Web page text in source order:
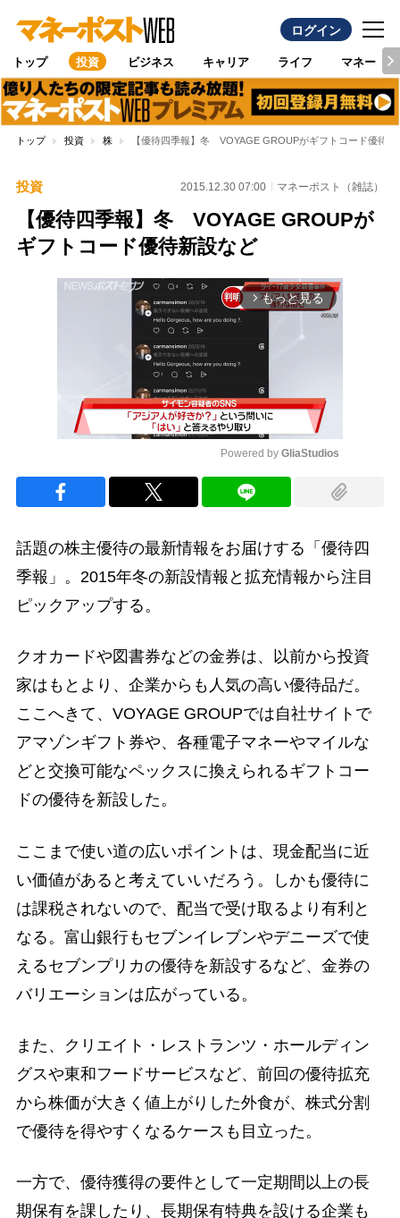
ログイン
トップ 投資 ビジネス キャリア ライフ マネー
トップ 投資 株 【優待四季報】冬 VOYAGE GROUPがギフトコード優待新
投資 2015.12.30 07:00 マネーポスト（雑誌）
【優待四季報】冬 VOYAGE GROUPが
ギフトコード優待新設など
arrow_forward_ios もっと見る
Powered by GliaStudios
話題の株主優待の最新情報をお届けする「優待四
季報」。2015年冬の新設情報と拡充情報から注目
ピックアップする。
クオカードや図書券などの金券は、以前から投資
家はもとより、企業からも人気の高い優待品だ。
ここへきて、VOYAGE GROUPでは自社サイトで
アマゾンギフト券や、各種電子マネーやマイルな
どと交換可能なペックスに換えられるギフトコー
ドの優待を新設した。
ここまで使い道の広いポイントは、現金配当に近
い価値があると考えていいだろう。しかも優待に
は課税されないので、配当で受け取るより有利と
なる。富山銀行もセブンイレブンやデニーズで使
えるセブンプリカの優待を新設するなど、金券の
バリエーションは広がっている。
また、クリエイト・レストランツ・ホールディン
グスや東和フードサービスなど、前回の優待拡充
から株価が大きく値上がりした外食が、株式分割
で優待を得やすくなるケースも目立った。
一方で、優待獲得の要件として一定期間以上の長
期保有を課したり、長期保有特典を設ける企業も